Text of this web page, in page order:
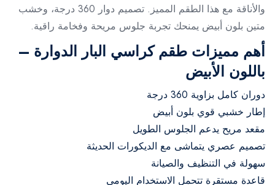
والأناقة مع هذا الطقم المميز. تصميم دوار 360 درجة، وخشب
متين بلون أبيض يمنحك تجربة جلوس مريحة وفخامة راقية.
أهم مميزات طقم كراسي البار الدوارة –
باللون الأبيض
دوران كامل بزاوية 360 درجة
إطار خشبي قوي بلون أبيض
مقعد مريح يدعم الجلوس الطويل
تصميم عصري يتماشى مع الديكورات الحديثة
سهولة في التنظيف والصيانة
قاعدة مستقرة تتحمل الاستخدام اليومي